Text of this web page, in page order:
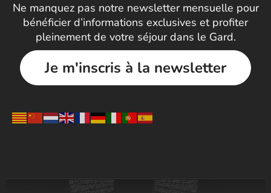
Ne manquez pas notre newsletter mensuelle pour
bénéficier d’informations exclusives et profiter
pleinement de votre séjour dans le Gard.
Je m'inscris à la newsletter